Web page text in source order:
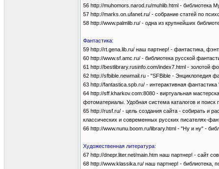
56 http://muhomors.narod.ru/muhlib.html - библиотека
57 http://marks.on.ufanet.ru/ - собрание статей по
58 http://www.palmlib.ru/ - одна из крупнейших
Фантастика:
59 http://rt.gena.lib.ru/ наш партнер! - фантастика,
60 http://www.sf.amc.ru/ - библиотека русской
61 http://bestlibrary.rusinfo.com/index7.html - золотой
62 http://sfbible.newmail.ru - "SFBible - Энциклопедия
63 http://fantastica.spb.ru/ - интерактивная
64 http://sff.kharkov.com:8080 - виртуальная
фотоматериалы. Удобная система каталогов и поиск
65 http://rusf.ru/ - цель создания сайта - собирать и
классических и современных русских писателях-
66 http://www.nunu.boom.ru/library.html - "Ну и ну" -
Художественная литература:
67 http://dnepr.liter.net/main.htm наш партнер! - сайт
68 http://www.klassika.ru/ наш партнер! - библиотека,